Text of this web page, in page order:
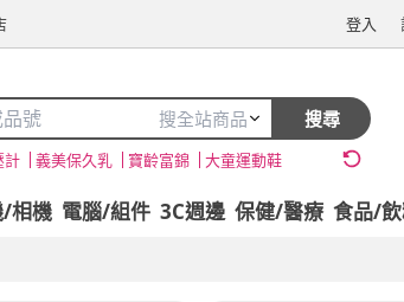
登入
搜全站商品 搜尋
計 義美保久乳 寶齡富錦 大童運動鞋
相機 電腦/組件 3C週邊 保健/醫療 食品/